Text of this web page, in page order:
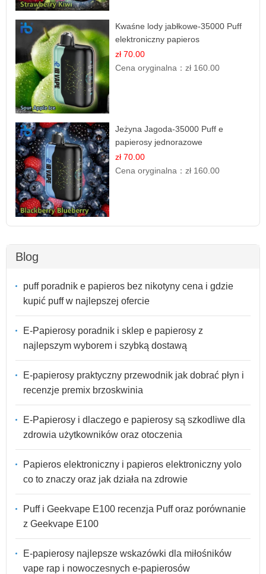
Kwaśne lody jabłkowe-35000 Puff
elektroniczny papieros
zł 70.00
Cena oryginalna：zł 160.00
Jeżyna Jagoda-35000 Puff e
papierosy jednorazowe
zł 70.00
Cena oryginalna：zł 160.00
Blog
puff poradnik e papieros bez nikotyny cena i gdzie
kupić puff w najlepszej ofercie
E-Papierosy poradnik i sklep e papierosy z
najlepszym wyborem i szybką dostawą
E-papierosy praktyczny przewodnik jak dobrać płyn i
recenzje premix brzoskwinia
E-Papierosy i dlaczego e papierosy są szkodliwe dla
zdrowia użytkowników oraz otoczenia
Papieros elektroniczny i papieros elektroniczny yolo
co to znaczy oraz jak działa na zdrowie
Puff i Geekvape E100 recenzja Puff oraz porównanie
z Geekvape E100
E-papierosy najlepsze wskazówki dla miłośników
vape rap i nowoczesnych e-papierosów